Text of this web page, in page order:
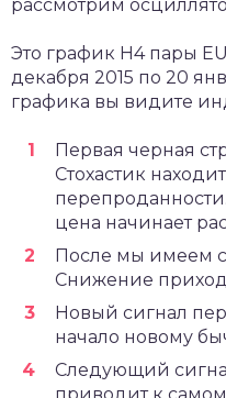
рассмотрим
Это график H4 пары
декабря 2015 по 20
графика вы видите
Первая черная
Стохастик
цена начинает
После мы имеем
Снижение
Новый сигнал
начало новому
Следующий